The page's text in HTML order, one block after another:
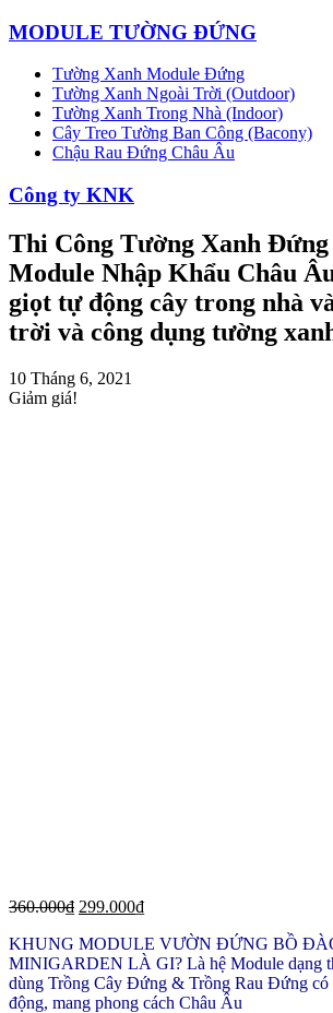
MODULE TƯỜNG ĐỨNG
Tường Xanh Module Đứng
Tường Xanh Ngoài Trời (Outdoor)
Tường Xanh Trong Nhà (Indoor)
Cây Treo Tường Ban Công (Bacony)
Chậu Rau Đứng Châu Âu
Công ty KNK
Thi Công Tường Xanh Đứng
Module Nhập Khẩu Châu
giọt tự động cây trong nhà
trời và công dụng tường
10 Tháng 6, 2021
Giảm giá!
360.000₫ 299.000₫
KHUNG MODULE VƯỜN ĐỨNG BỒ
MINIGARDEN LÀ GI? Là hệ Module dạng
dùng Trồng Cây Đứng & Trồng Rau Đứng
động, mang phong cách Châu Âu